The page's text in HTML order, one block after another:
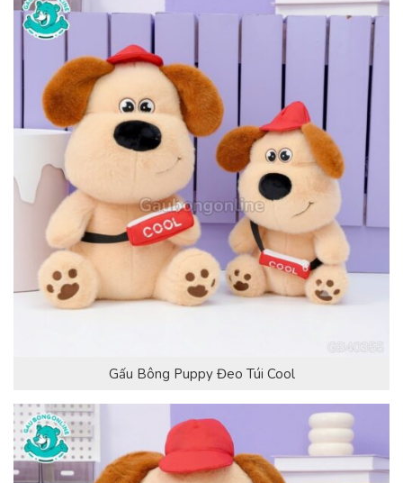
Gấu Bông Puppy Đeo Túi Cool